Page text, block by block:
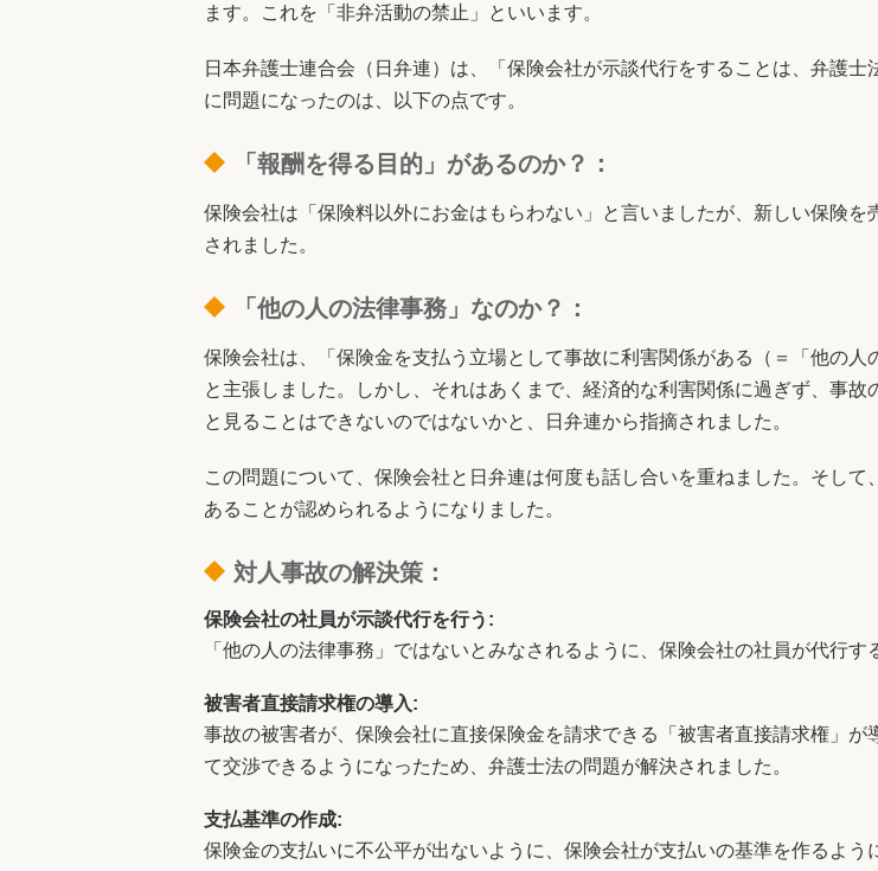
ます。これを「非弁活動の禁止」といいます。
日本弁護士連合会（日弁連）は、「保険会社が示談代行をすることは、弁護
に問題になったのは、以下の点です。
「報酬を得る目的」があるのか？：
保険会社は「保険料以外にお金はもらわない」と言いましたが、新しい保険
されました。
「他の人の法律事務」なのか？：
保険会社は、「保険金を支払う立場として事故に利害関係がある（＝「他の人
と主張しました。しかし、それはあくまで、経済的な利害関係に過ぎず、事
と見ることはできないのではないかと、日弁連から指摘されました。
この問題について、保険会社と日弁連は何度も話し合いを重ねました。そし
あることが認められるようになりました。
対人事故の解決策：
保険会社の社員が示談代行を行う:
「他の人の法律事務」ではないとみなされるように、保険会社の社員が代行す
被害者直接請求権の導入:
事故の被害者が、保険会社に直接保険金を請求できる「被害者直接請求権」
て交渉できるようになったため、弁護士法の問題が解決されました。
支払基準の作成:
保険金の支払いに不公平が出ないように、保険会社が支払いの基準を作るよう